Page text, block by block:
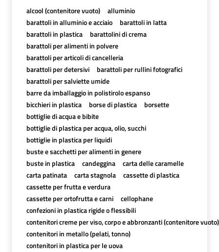
alcool (contenitore vuoto)
alluminio
barattoli in alluminio e acciaio
barattoli in latta
barattoli in plastica
barattolini di crema
barattoli per alimenti in polvere
barattoli per articoli di cancelleria
barattoli per detersivi
barattoli per rullini fotografici
barattoli per salviette umide
barre da imballaggio in polistirolo espanso
bicchieri in plastica
borse di plastica
borsette
bottiglie di acqua e bibite
bottiglie di plastica per acqua, olio, succhi
bottiglie in plastica per liquidi
buste e sacchetti per alimenti in genere
buste in plastica
candeggina
carta delle caramelle
carta patinata
carta stagnola
cassette di plastica
cassette per frutta e verdura
cassette per ortofrutta e carni
cellophane
confezioni in plastica rigide o flessibili
contenitori creme per viso, corpo e abbronzanti (contenitore vuoto)
contenitori in metallo (pelati, tonno)
contenitori in plastica per le uova